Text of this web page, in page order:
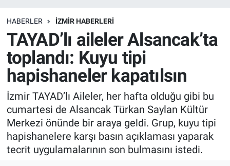
HABERLER İZMİR HABERLERİ
TAYAD’lı aileler Alsancak’ta
toplandı: Kuyu tipi
hapishaneler kapatılsın
İzmir TAYAD’lı Aileler, her hafta olduğu gibi bu
cumartesi de Alsancak Türkan Saylan Kültür
Merkezi önünde bir araya geldi. Grup, kuyu tipi
hapishanelere karşı basın açıklaması yaparak
tecrit uygulamalarının son bulmasını istedi.